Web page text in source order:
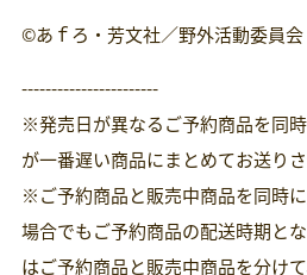
©あｆろ・芳文社／野外活動委員会
-----------------------
※発売日が異なるご予約商品を同
が一番遅い商品にまとめてお送りさ
※ご予約商品と販売中商品を同時
場合でもご予約商品の配送時期と
はご予約商品と販売中商品を分け